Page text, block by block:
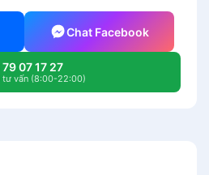
Chat Facebook
07 17 27
tư vấn (8:00-22:00)